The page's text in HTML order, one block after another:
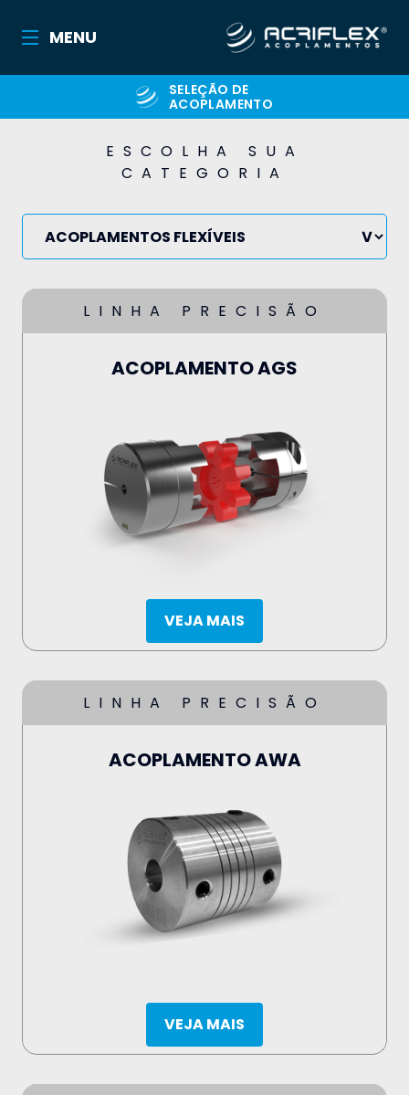
MENU
SELEÇÃO DE
ACOPLAMENTO
ESCOLHA SUA
CATEGORIA
LINHA PRECISÃO
ACOPLAMENTO AGS
VEJA MAIS
LINHA PRECISÃO
ACOPLAMENTO AWA
VEJA MAIS